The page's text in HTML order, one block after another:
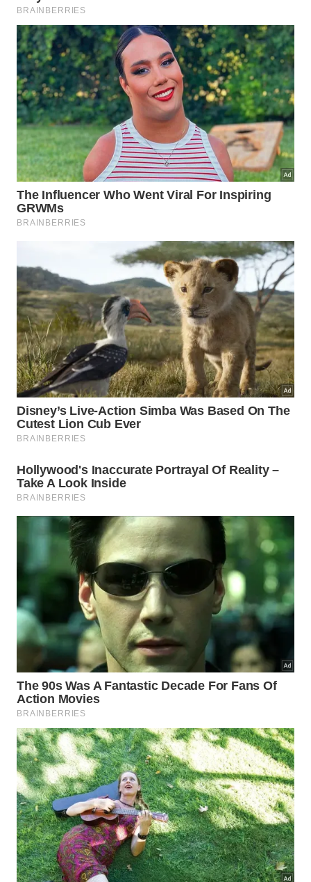
entre o consumo de batata e o risco de diabetes
tipo 2 depende dos alimentos específicos usados ​​
como substitutos. Os resultados também estão de
acordo com as recomendações dietéticas atuais
que promovem a inclusão de grãos integrais como
parte de uma dieta saudável para a prevenção do
diabetes tipo 2.”